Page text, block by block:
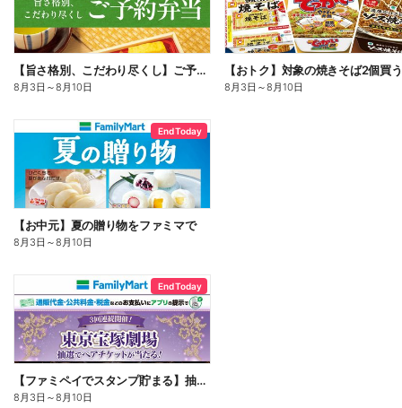
【旨さ格別、こだわり尽くし】ご予約弁当
8月3日 ～8月10日 8月3日 ～8月10日
End Today
【お中元】夏の贈り物をファミマで
8月3日 ～8月10日
End Today
【ファミペイでスタンプ貯まる】抽選でペアチケットが当たる!
8月3日 ～8月10日